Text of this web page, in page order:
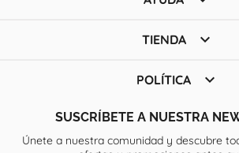
TIENDA 
POLÍTICA 
SUSCRÍBETE A NUESTRA
Únete a nuestra comunidad y descubre